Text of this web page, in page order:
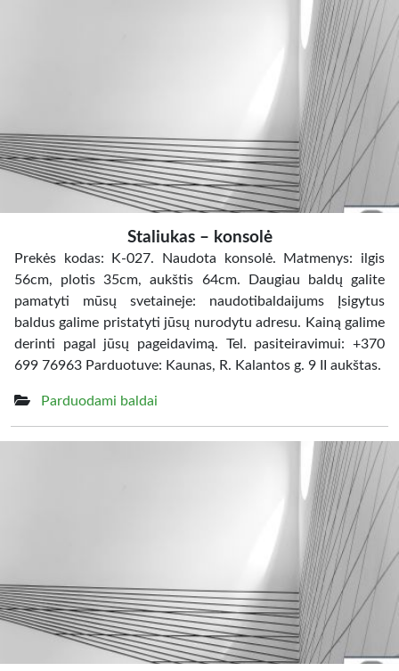
Staliukas – konsolė
Prekės kodas: K-027. Naudota konsolė. Matmenys: ilgis
56cm, plotis 35cm, aukštis 64cm. Daugiau baldų galite
pamatyti mūsų svetaineje: naudotibaldaijums Įsigytus
baldus galime pristatyti jūsų nurodytu adresu. Kainą galime
derinti pagal jūsų pageidavimą. Tel. pasiteiravimui: +370
699 76963 Parduotuve: Kaunas, R. Kalantos g. 9 II aukštas.
Parduodami baldai